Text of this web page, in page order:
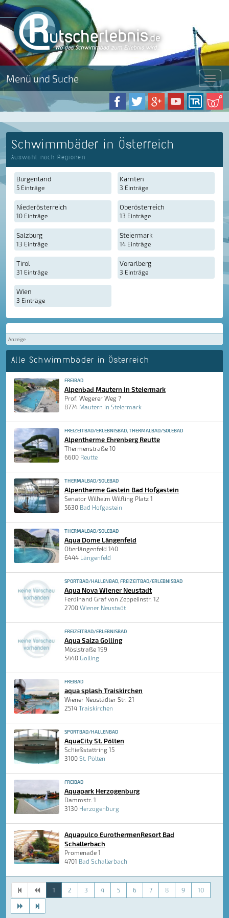
Menü und Suche Menü
Schwimmbäder in Österreich
Auswahl nach Regionen
Burgenland
5 Einträge
Kärnten
3 Einträge
Niederösterreich
10 Einträge
Oberösterreich
13 Einträge
Salzburg
13 Einträge
Steiermark
14 Einträge
Tirol
31 Einträge
Vorarlberg
3 Einträge
Wien
3 Einträge
Anzeige
Alle Schwimmbäder in Österreich
FREIBAD
Alpenbad Mautern in Steiermark
Prof. Wegerer Weg 7
8774 Mautern in Steiermark
FREIZEITBAD/ERLEBNISBAD, THERMALBAD/SOLEBAD
Alpentherme Ehrenberg Reutte
Thermenstraße 10
6600 Reutte
THERMALBAD/SOLEBAD
Alpentherme Gastein Bad Hofgastein
Senator Wilhelm Wilfling Platz 1
5630 Bad Hofgastein
THERMALBAD/SOLEBAD
Aqua Dome Längenfeld
Oberlängenfeld 140
6444 Längenfeld
SPORTBAD/HALLENBAD, FREIZEITBAD/ERLEBNISBAD
Aqua Nova Wiener Neustadt
Ferdinand Graf von Zeppelinstr. 12
2700 Wiener Neustadt
FREIZEITBAD/ERLEBNISBAD
Aqua Salza Golling
Möslstraße 199
5440 Golling
FREIBAD
aqua splash Traiskirchen
Wiener Neustädter Str. 21
2514 Traiskirchen
SPORTBAD/HALLENBAD
AquaCity St. Pölten
Schießstattring 15
3100 St. Pölten
FREIBAD
Aquapark Herzogenburg
Dammstr. 1
3130 Herzogenburg
Aquapulco EurothermenResort Bad
Schallerbach
Promenade 1
4701 Bad Schallerbach
1 2 3 4 5 6 7 8 9 10